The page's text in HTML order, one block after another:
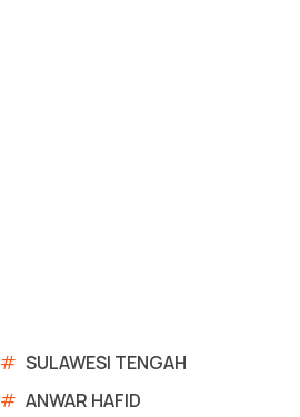
# SULAWESI TENGAH
# ANWAR HAFID